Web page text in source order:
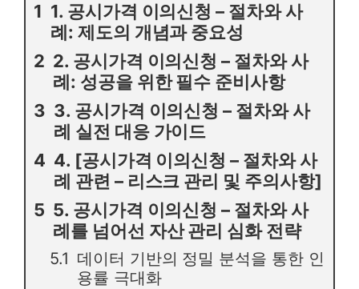
1. 공시가격 이의신청 – 절차와 사
례: 제도의 개념과 중요성
2. 공시가격 이의신청 – 절차와 사
례: 성공을 위한 필수 준비사항
3. 공시가격 이의신청 – 절차와 사
례 실전 대응 가이드
4. [공시가격 이의신청 – 절차와 사
례 관련 – 리스크 관리 및 주의사항]
5. 공시가격 이의신청 – 절차와 사
례를 넘어선 자산 관리 심화 전략
데이터 기반의 정밀 분석을 통한 인
용률 극대화